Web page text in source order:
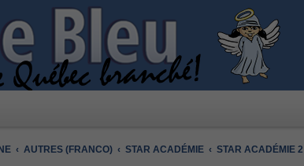
AUTRES (FRANCO) STAR ACADÉMIE STAR ACADÉMIE 2